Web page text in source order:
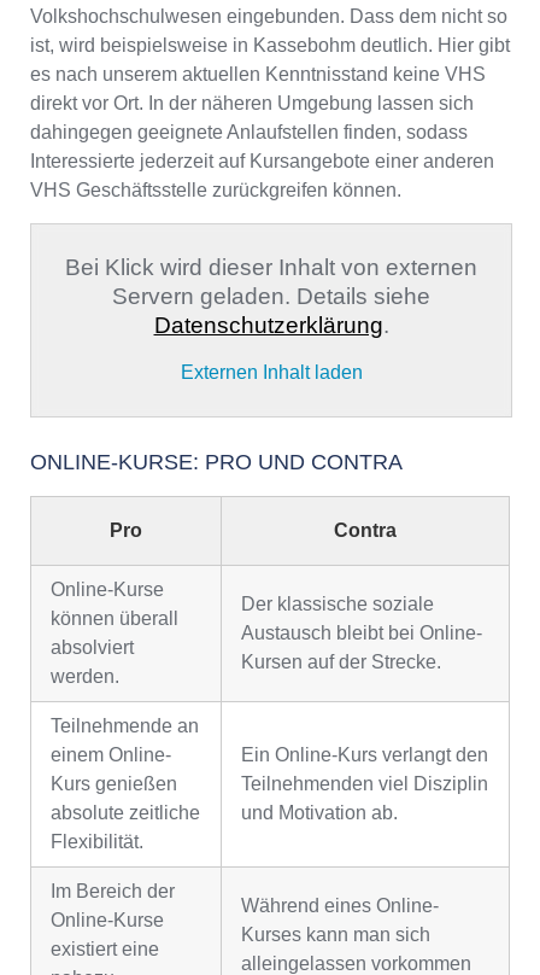
Volkshochschulwesen eingebunden. Dass dem nicht so
ist, wird beispielsweise in Kassebohm deutlich. Hier gibt
es nach unserem aktuellen Kenntnisstand keine VHS
direkt vor Ort. In der näheren Umgebung lassen sich
dahingegen geeignete Anlaufstellen finden, sodass
Interessierte jederzeit auf Kursangebote einer anderen
VHS Geschäftsstelle zurückgreifen können.
Bei Klick wird dieser Inhalt von externen
Servern geladen. Details siehe
Datenschutzerklärung.
Externen Inhalt laden
ONLINE-KURSE: PRO UND CONTRA
Pro Contra
Online-Kurse
können überall
absolviert
werden.
Der klassische soziale
Austausch bleibt bei Online-
Kursen auf der Strecke.
Teilnehmende an
einem Online-
Kurs genießen
absolute zeitliche
Flexibilität.
Ein Online-Kurs verlangt den
Teilnehmenden viel Disziplin
und Motivation ab.
Im Bereich der
Online-Kurse
existiert eine
Während eines Online-
Kurses kann man sich
alleingelassen vorkommen